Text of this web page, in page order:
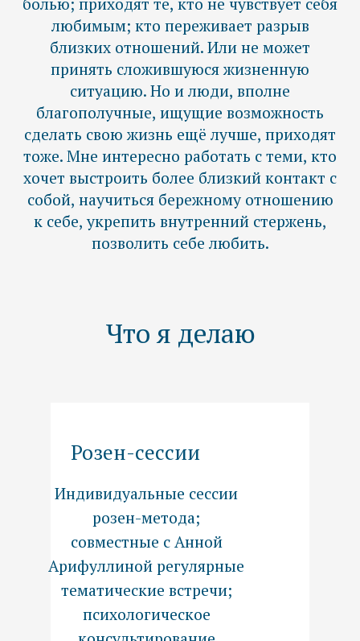
Посмотреть →
Виктория Ассовская:
Три вопроса о розен-методе ч.2